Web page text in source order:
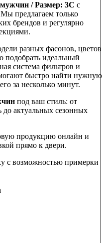
/ Размер: 3C с
предлагаем только
брендов и регулярно
разных фасонов, цветов
подобрать идеальный
система фильтров и
быстро найти нужную
за несколько минут.
под ваш стиль: от
актуальных сезонных
продукцию онлайн и
прямо к двери.
с возможностью примерки